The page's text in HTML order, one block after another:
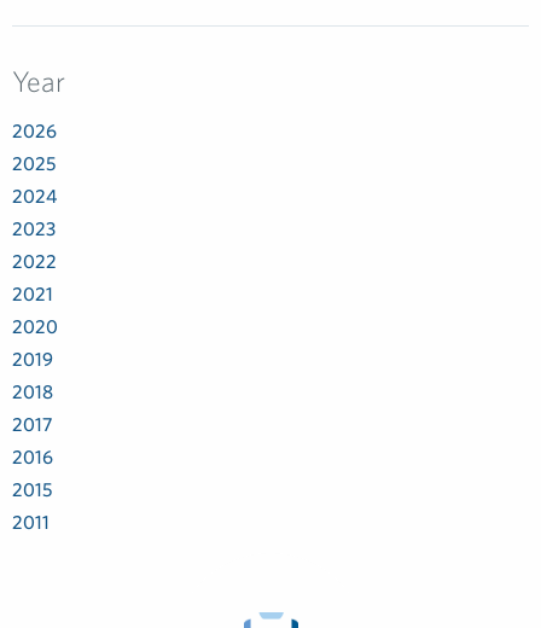
Year
2026
2025
2024
2023
2022
2021
2020
2019
2018
2017
2016
2015
2011